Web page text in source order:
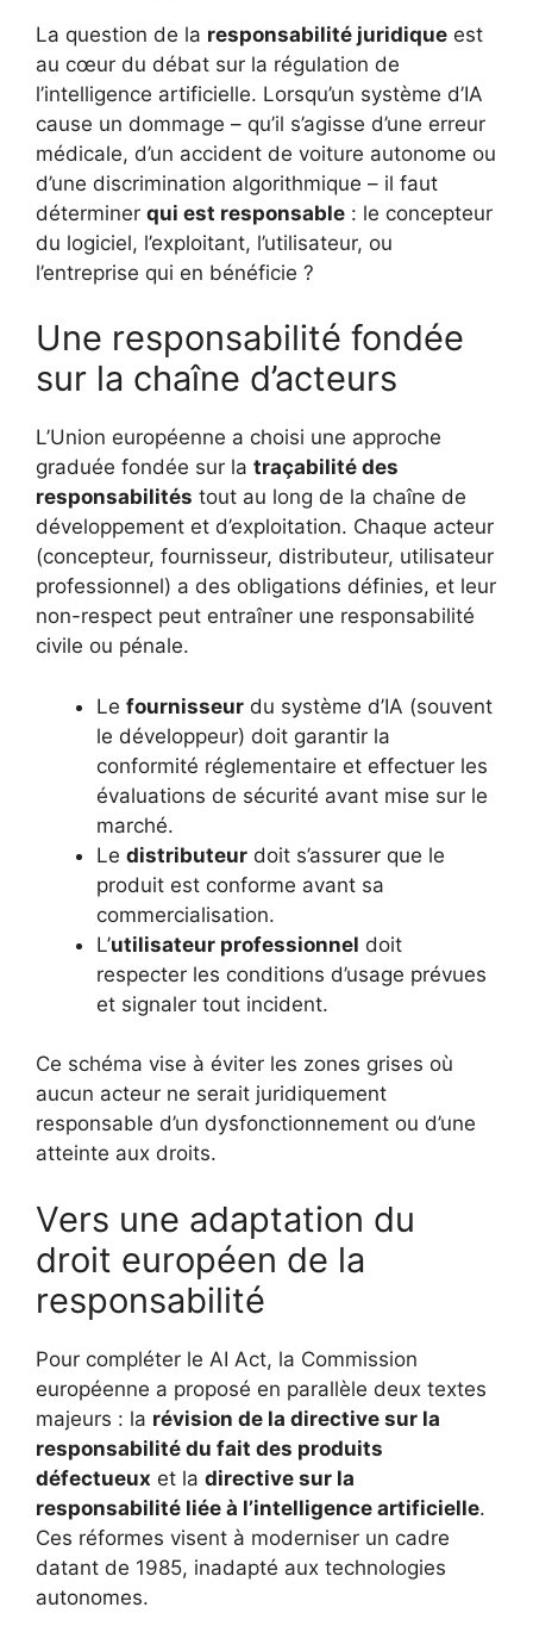
La question de la responsabilité juridique est
au cœur du débat sur la régulation de
l’intelligence artificielle. Lorsqu’un système d’IA
cause un dommage – qu’il s’agisse d’une erreur
médicale, d’un accident de voiture autonome ou
d’une discrimination algorithmique – il faut
déterminer qui est responsable : le concepteur
du logiciel, l’exploitant, l’utilisateur, ou
l’entreprise qui en bénéficie ?
Une responsabilité fondée
sur la chaîne d’acteurs
L’Union européenne a choisi une approche
graduée fondée sur la traçabilité des
responsabilités tout au long de la chaîne de
développement et d’exploitation. Chaque acteur
(concepteur, fournisseur, distributeur, utilisateur
professionnel) a des obligations définies, et leur
non-respect peut entraîner une responsabilité
civile ou pénale.
Le fournisseur du système d’IA (souvent
le développeur) doit garantir la
conformité réglementaire et effectuer les
évaluations de sécurité avant mise sur le
marché.
Le distributeur doit s’assurer que le
produit est conforme avant sa
commercialisation.
L’utilisateur professionnel doit
respecter les conditions d’usage prévues
et signaler tout incident.
Ce schéma vise à éviter les zones grises où
aucun acteur ne serait juridiquement
responsable d’un dysfonctionnement ou d’une
atteinte aux droits.
Vers une adaptation du
droit européen de la
responsabilité
Pour compléter le AI Act, la Commission
européenne a proposé en parallèle deux textes
majeurs : la révision de la directive sur la
responsabilité du fait des produits
défectueux et la directive sur la
responsabilité liée à l’intelligence artificielle.
Ces réformes visent à moderniser un cadre
datant de 1985, inadapté aux technologies
autonomes.